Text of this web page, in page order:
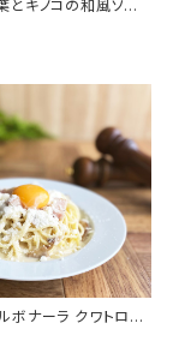
とキノコの和風ソー
ボナーラ クワトロフ
ソース